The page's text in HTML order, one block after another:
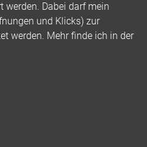
werden. Dabei darf mein
und Klicks) zur
werden. Mehr finde ich in der